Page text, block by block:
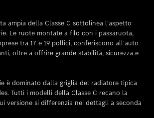
ampia della Classe C sottolinea l’aspetto
Le ruote montate a filo con i passaruota,
tra 17 e 19 pollici, conferiscono all’auto
oltre a offrire grande stabilità, sicurezza e
è dominato dalla griglia del radiatore tipica
Tutti i modelli della Classe C recano la
versione si differenzia nei dettagli a seconda